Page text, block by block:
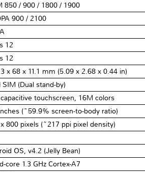
850 / 900 / 1800 / 1900
900 / 2100
12
12
x 68 x 11.1 mm (5.09 x 2.68 x 0.44 in)
SIM (Dual stand-by)
touchscreen, 16M colors
(~59.9% screen-to-body ratio)
800 pixels (~217 ppi pixel density)
OS, v4.2 (Jelly Bean)
core 1.3 GHz Cortex-A7